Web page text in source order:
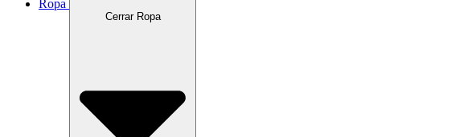
Ropa
Cerrar Ropa